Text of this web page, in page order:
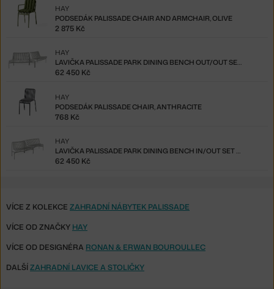
PODSEDÁK PALISSADE CHAIR AND ARMCHAIR, OLIVE
HAY
2 875 Kč
LAVIČKA PALISSADE PARK DINING BENCH OUT/OUT SET OF 2, SKY GREY
HAY
62 450 Kč
PODSEDÁK PALISSADE CHAIR, ANTHRACITE
HAY
768 Kč
LAVIČKA PALISSADE PARK DINING BENCH IN/OUT SET OF 2, SKY GREY
HAY
62 450 Kč
VÍCE Z KOLEKCE ZAHRADNÍ NÁBYTEK PALISSADE
VÍCE OD ZNAČKY HAY
VÍCE OD DESIGNÉRA RONAN & ERWAN BOUROULLEC
DALŠÍZAHRADNÍ LAVICE A STOLIČKY